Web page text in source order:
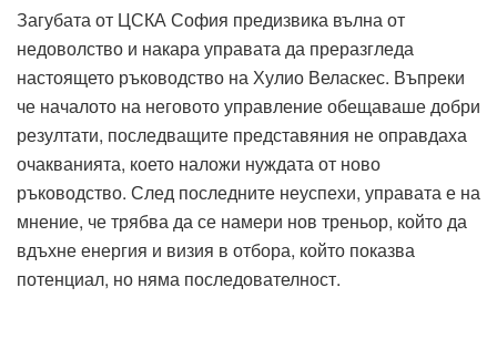
Загубата от ЦСКА София предизвика вълна от
недоволство и накара управата да преразгледа
настоящето ръководство на Хулио Веласкес. Въпреки
че началото на неговото управление обещаваше добри
резултати, последващите представяния не оправдаха
очакванията, което наложи нуждата от ново
ръководство. След последните неуспехи, управата е на
мнение, че трябва да се намери нов треньор, който да
вдъхне енергия и визия в отбора, който показва
потенциал, но няма последователност.